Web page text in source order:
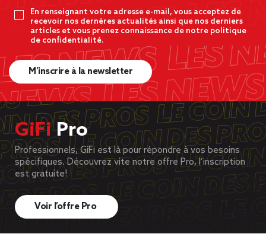
En renseignant votre adresse e-mail, vous acceptez de
recevoir nos dernères actualités ainsi que nos derniers
articles et vous prenez connaissance de notre politique
de confidentialité.
M’inscrire à la newsletter
GiFiPro
Professionnels, GiFi est là pour répondre à vos besoins
spécifiques. Découvrez vite notre offre Pro, l’inscription
est gratuite!
Voir l’offre Pro